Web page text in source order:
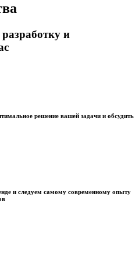
и
решение вашей задачи и обсудить
и следуем самому современному опыту